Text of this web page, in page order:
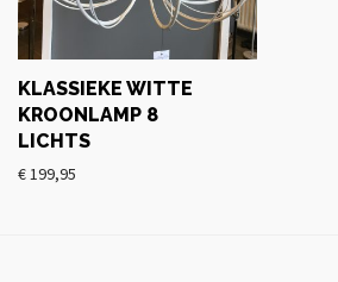
KLASSIEKE WITTE
KROONLAMP 8
LICHTS
€ 199,95